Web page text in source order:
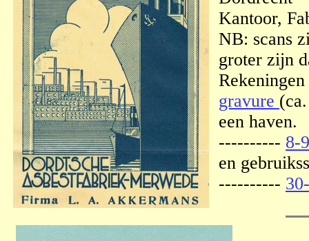
Kantoor,
NB: scans
groter zijn
gravure
een haven.
---------- 8-
en
----------